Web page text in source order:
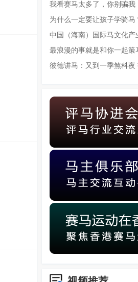
我看赛马太多了，你别骗我
为什么一定要让孩子学骑马
中国（海南）国际马文化产
最浪漫的事就是和你一起策
彼德讲马：又到一季煞科夜